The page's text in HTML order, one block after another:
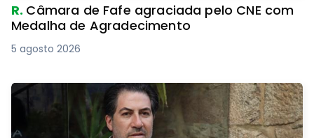
R. Câmara de Fafe agraciada pelo CNE com
Medalha de Agradecimento
5 agosto 2026